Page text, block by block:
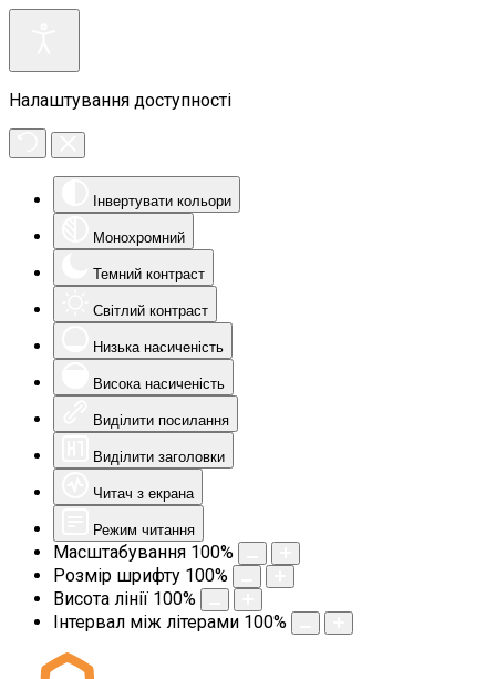
Налаштування доступності
Інвертувати кольори
Монохромний
Темний контраст
Світлий контраст
Низька насиченість
Висока насиченість
Виділити посилання
Виділити заголовки
Читач з екрана
Режим читання
Масштабування 100%
Розмір шрифту 100%
Висота лінії 100%
Інтервал між літерами 100%